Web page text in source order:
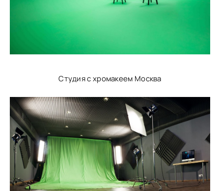
Студия с хромакеем Москва